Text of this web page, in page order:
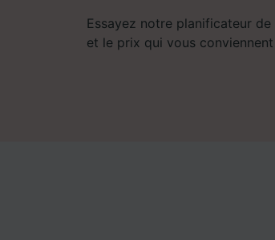
Essayez notre planificateur
et le prix qui vous